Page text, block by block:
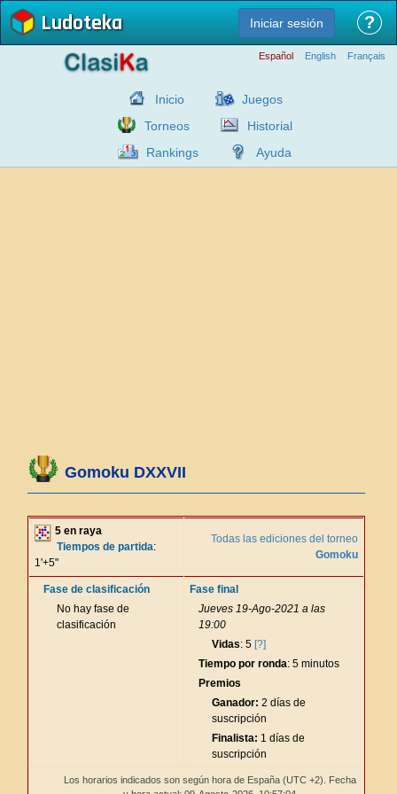
Ludoteka Iniciar sesión ?
Español English Français
Inicio
Juegos
Torneos
Historial
Rankings
Ayuda
Gomoku DXXVII
5 en raya
Tiempos de partida:
1'+5"
Todas las ediciones del torneo
Gomoku
Fase de clasificación
No hay fase de
clasificación
Fase final
Jueves 19-Ago-2021 a las
19:00
Vidas: 5 [?]
Tiempo por ronda: 5 minutos
Premios
Ganador: 2 días de
suscripción
Finalista: 1 días de
suscripción
Los horarios indicados son según hora de España (UTC +2). Fecha